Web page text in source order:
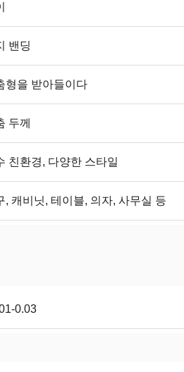
밴딩
형을 받아들이다
두께
친환경, 다양한 스타일
, 캐비닛, 테이블, 의자, 사무실 등
0.03